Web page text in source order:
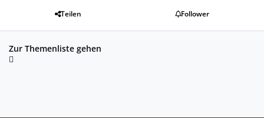
Teilen Follower
Zur Themenliste gehen